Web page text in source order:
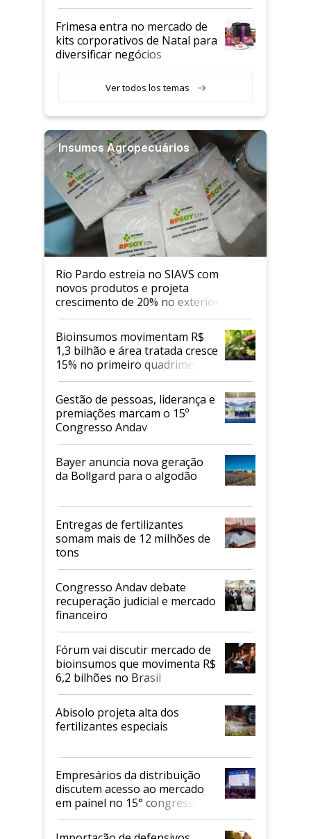
Frimesa entra no mercado de
kits corporativos de Natal para
diversificar negócios
Ver todos los temas
Insumos Agropecuários
Rio Pardo estreia no SIAVS com
novos produtos e projeta
crescimento de 20% no exterior
Bioinsumos movimentam R$
1,3 bilhão e área tratada cresce
15% no primeiro quadrimestre
de 2026
Gestão de pessoas, liderança e
premiações marcam o 15º
Congresso Andav
Bayer anuncia nova geração
da Bollgard para o algodão
Entregas de fertilizantes
somam mais de 12 milhões de
tons
Congresso Andav debate
recuperação judicial e mercado
financeiro
Fórum vai discutir mercado de
bioinsumos que movimenta R$
6,2 bilhões no Brasil
Abisolo projeta alta dos
fertilizantes especiais
Empresários da distribuição
discutem acesso ao mercado
em painel no 15° congresso
Andav